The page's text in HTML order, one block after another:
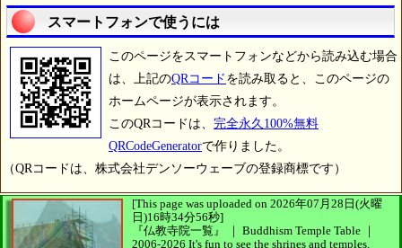
スマートフォンで使うには
このページをスマートフォンなどから読み込む場合
は、上記のQRコード を読み取ると、このページの
ホームページが表示されます。
このQRコードは、 完全永久100%無料
QRCodeGeneratorで作りました。
（QRコードは、株式会社デンソーウェーブの登録商標です）
[This page was uploaded on 2026年07月28日(火曜
日)16時34分56秒]
『仏教寺院一覧』 ｜ Buddhism Temple Table ｜
2006-2026 It's fun to see the shrines and temples.